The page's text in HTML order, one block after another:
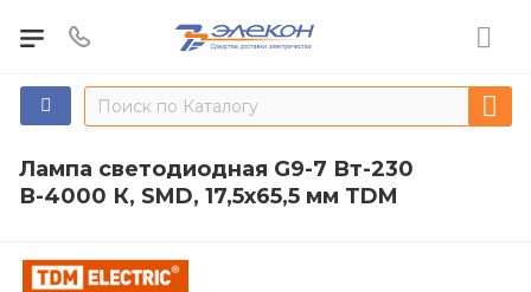
Лампа светодиодная G9-7 Вт-230
В-4000 К, SMD, 17,5x65,5 мм TDM